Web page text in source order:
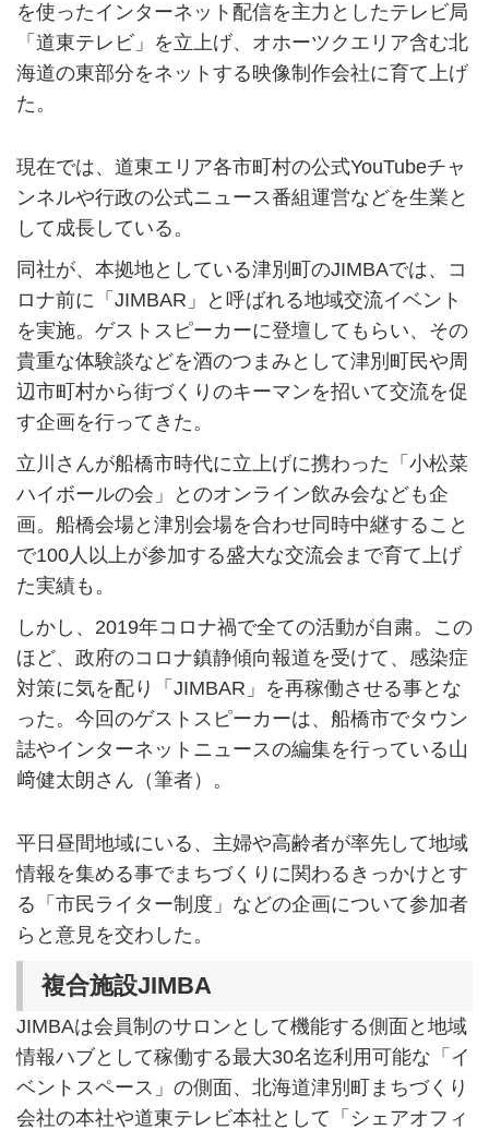
を使ったインターネット配信を主力としたテレビ局
「道東テレビ」を立上げ、オホーツクエリア含む北
海道の東部分をネットする映像制作会社に育て上げ
た。
現在では、道東エリア各市町村の公式YouTubeチャ
ンネルや行政の公式ニュース番組運営などを生業と
して成長している。
同社が、本拠地としている津別町のJIMBAでは、コ
ロナ前に「JIMBAR」と呼ばれる地域交流イベント
を実施。ゲストスピーカーに登壇してもらい、その
貴重な体験談などを酒のつまみとして津別町民や周
辺市町村から街づくりのキーマンを招いて交流を促
す企画を行ってきた。
立川さんが船橋市時代に立上げに携わった「小松菜
ハイボールの会」とのオンライン飲み会なども企
画。船橋会場と津別会場を合わせ同時中継すること
で100人以上が参加する盛大な交流会まで育て上げ
た実績も。
しかし、2019年コロナ禍で全ての活動が自粛。この
ほど、政府のコロナ鎮静傾向報道を受けて、感染症
対策に気を配り「JIMBAR」を再稼働させる事とな
った。今回のゲストスピーカーは、船橋市でタウン
誌やインターネットニュースの編集を行っている山
﨑健太朗さん（筆者）。
平日昼間地域にいる、主婦や高齢者が率先して地域
情報を集める事でまちづくりに関わるきっかけとす
る「市民ライター制度」などの企画について参加者
らと意見を交わした。
複合施設JIMBA
JIMBAは会員制のサロンとして機能する側面と地域
情報ハブとして稼働する最大30名迄利用可能な「イ
ベントスペース」の側面、北海道津別町まちづくり
会社の本社や道東テレビ本社として「シェアオフィ